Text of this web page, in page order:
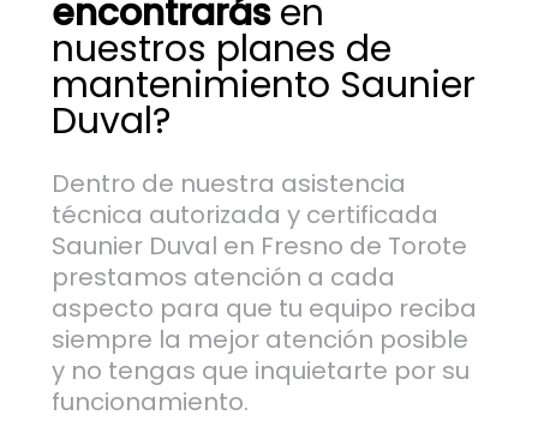
encontrarásen
nuestros planes de
mantenimiento Saunier
Duval?
Dentro de nuestra asistencia
técnica autorizada y certificada
Saunier Duval en Fresno de Torote
prestamos atención a cada
aspecto para que tu equipo reciba
siempre la mejor atención posible
y no tengas que inquietarte por su
funcionamiento.